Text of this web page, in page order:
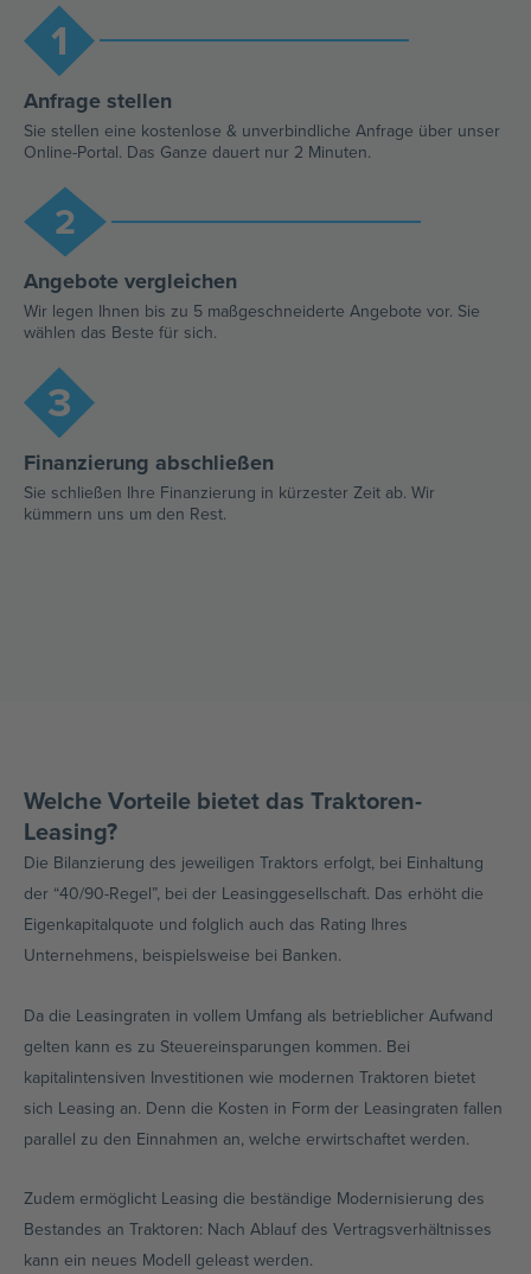
1
Anfrage stellen​
Sie stellen eine kostenlose & unverbindliche Anfrage über unser
Online-Portal. Das Ganze dauert nur 2 Minuten.​
2
Angebote vergleichen
Wir legen Ihnen bis zu 5 maßgeschneiderte Angebote vor. Sie
wählen das Beste für sich.
3
Finanzierung abschließen
Sie schließen Ihre Finanzierung in kürzester Zeit ab. Wir
kümmern uns um den Rest.
Welche Vorteile bietet das Traktoren-
Leasing?
Die Bilanzierung des jeweiligen Traktors erfolgt, bei Einhaltung
der “40/90-Regel”, bei der Leasinggesellschaft. Das erhöht die
Eigenkapitalquote und folglich auch das Rating Ihres
Unternehmens, beispielsweise bei Banken.
Da die Leasingraten in vollem Umfang als betrieblicher Aufwand
gelten kann es zu Steuereinsparungen kommen. Bei
kapitalintensiven Investitionen wie modernen Traktoren bietet
sich Leasing an. Denn die Kosten in Form der Leasingraten fallen
parallel zu den Einnahmen an, welche erwirtschaftet werden.
Zudem ermöglicht Leasing die beständige Modernisierung des
Bestandes an Traktoren: Nach Ablauf des Vertragsverhältnisses
kann ein neues Modell geleast werden.